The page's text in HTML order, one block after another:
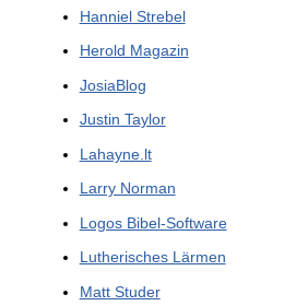
Hanniel Strebel
Herold Magazin
JosiaBlog
Justin Taylor
Lahayne.lt
Larry Norman
Logos Bibel-Software
Lutherisches Lärmen
Matt Studer